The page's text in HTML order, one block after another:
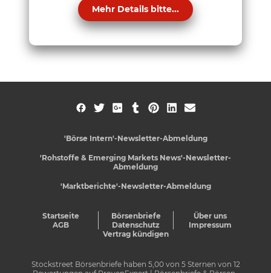
Mehr Details bitte...
'Börse Intern'-Newsletter-Abmeldung
'Rohstoffe & Emerging Markets News'-Newsletter-
Abmeldung
'Marktberichte'-Newsletter-Abmeldung
Startseite Börsenbriefe
Über uns
AGB
Datenschutz
Impressum
Vertrag kündigen
Stockstreet Börsenbriefe haben 5,00von 5Sternen von 12